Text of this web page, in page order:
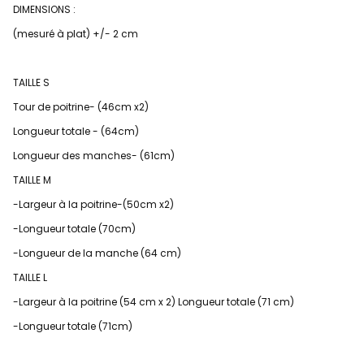
DIMENSIONS :
(mesuré à plat) +/- 2 cm
TAILLE S
Tour de poitrine- (46cm x2)
Longueur totale - (64cm)
Longueur des manches- (61cm)
TAILLE M
-Largeur à la poitrine-(50cm x2)
-Longueur totale (70cm)
-Longueur de la manche (64 cm)
TAILLE L
-Largeur à la poitrine (54 cm x 2) Longueur totale (71 cm)
-Longueur totale (71cm)